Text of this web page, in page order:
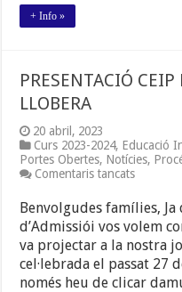
+ Info »
PRESENTACIÓ
LLOBERA
20 abril, 2023
Curs 2023-2024, Educació
Portes Obertes, Notícies,
Comentaris tancatsa
CEIP
MIQUEL
COSTA
I
Benvolgudes famílies,
d’Admissiói vos volem
va projectar a la nostra
cel·lebrada el passat 27
només heu de clicar